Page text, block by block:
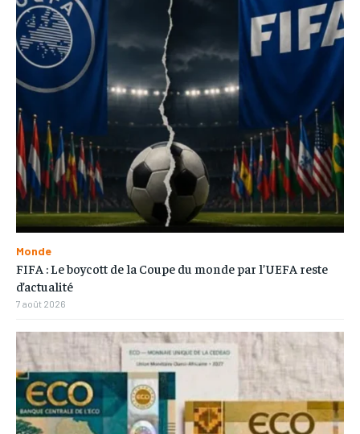
Monde
FIFA : Le boycott de la Coupe du monde par l’UEFA reste
d’actualité
7 août 2026